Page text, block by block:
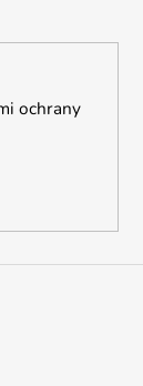
ochrany